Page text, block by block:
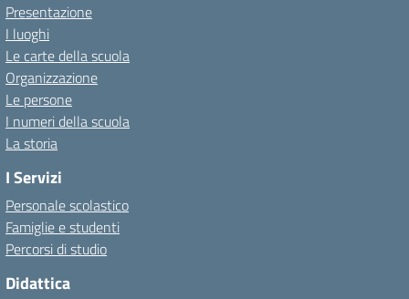
Presentazione
I luoghi
Le carte della scuola
Organizzazione
Le persone
I numeri della scuola
La storia
I Servizi
Personale scolastico
Famiglie e studenti
Percorsi di studio
Didattica